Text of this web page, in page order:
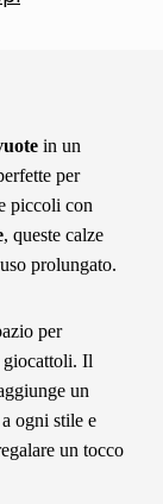
in un
per
piccoli con
, queste calze
prolungato.
per
giocattoli. Il
un
ogni stile e
un tocco